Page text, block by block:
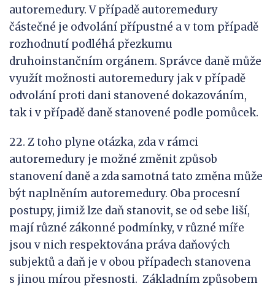
autoremedury. V případě autoremedury
částečné je odvolání přípustné a v tom případě
rozhodnutí podléhá přezkumu
druhoinstančním orgánem. Správce daně může
využít možnosti autoremedury jak v případě
odvolání proti dani stanovené dokazováním,
tak i v případě daně stanovené podle pomůcek.
22. Z toho plyne otázka, zda v rámci
autoremedury je možné změnit způsob
stanovení daně a zda samotná tato změna může
být naplněním autoremedury. Oba procesní
postupy, jimiž lze daň stanovit, se od sebe liší,
mají různé zákonné podmínky, v různé míře
jsou v nich respektována práva daňových
subjektů a daň je v obou případech stanovena
s jinou mírou přesnosti. Základním způsobem